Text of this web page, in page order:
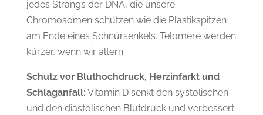
jedes Strangs der DNA, die unsere
Chromosomen schützen wie die Plastikspitzen
am Ende eines Schnürsenkels. Telomere werden
kürzer, wenn wir altern.
Schutz vor Bluthochdruck, Herzinfarkt und
Schlaganfall: Vitamin D senkt den systolischen
und den diastolischen Blutdruck und verbessert